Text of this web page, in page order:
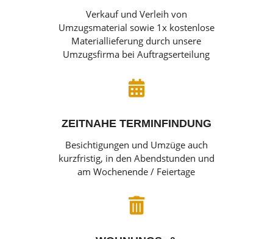
Verkauf und Verleih von
Umzugsmaterial sowie 1x kostenlose
Materiallieferung durch unsere
Umzugsfirma bei Auftragserteilung

ZEITNAHE TERMINFINDUNG
Besichtigungen und Umzüge auch
kurzfristig, in den Abendstunden und
am Wochenende / Feiertage
